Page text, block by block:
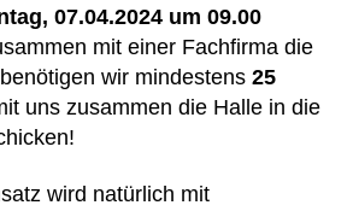
07.04.2024 um 09.00
mit einer Fachfirma die
wir mindestens 25
uns zusammen die Halle in die
wird natürlich mit